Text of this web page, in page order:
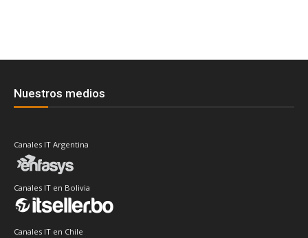
Nuestros medios
Canales IT Argentina
Canales IT en Bolivia
Canales IT en Chile